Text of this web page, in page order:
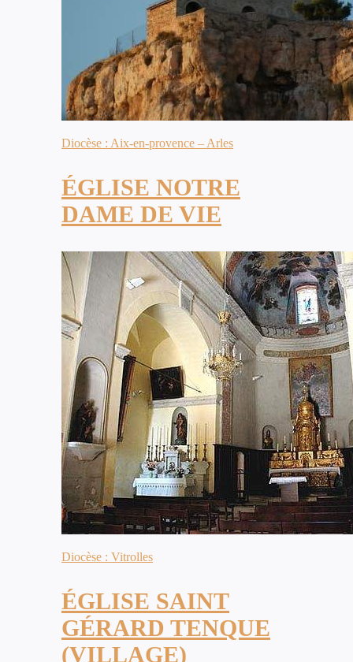
Diocèse : Aix-en-provence – Arles
ÉGLISE NOTRE
DAME DE VIE
Diocèse : Vitrolles
ÉGLISE SAINT
GÉRARD TENQUE
(VILLAGE)